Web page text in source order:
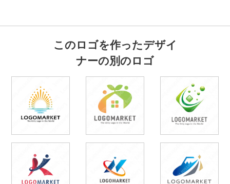
このロゴを作ったデザイ
ナーの別のロゴ